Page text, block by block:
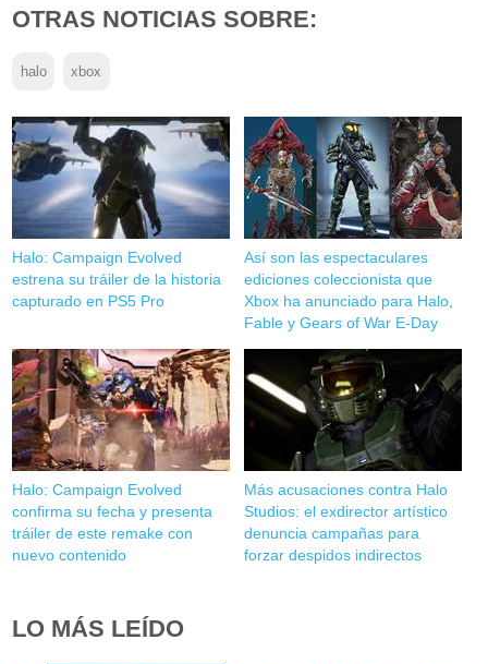
OTRAS NOTICIAS SOBRE:
halo xbox
Halo: Campaign Evolved
estrena su tráiler de la historia
capturado en PS5 Pro
Así son las espectaculares
ediciones coleccionista que
Xbox ha anunciado para Halo,
Fable y Gears of War E-Day
Halo: Campaign Evolved
confirma su fecha y presenta
tráiler de este remake con
nuevo contenido
Más acusaciones contra Halo
Studios: el exdirector artístico
denuncia campañas para
forzar despidos indirectos
LO MÁS LEÍDO